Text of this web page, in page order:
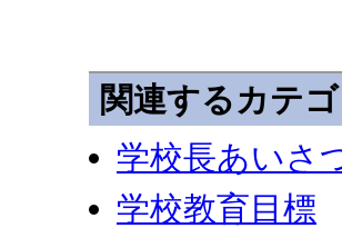
関連するカテ
学校長あいさ
学校教育目標